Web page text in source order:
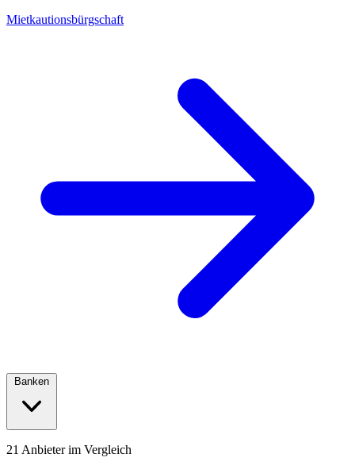
Mietkautionsbürgschaft
21 Anbieter im Vergleich